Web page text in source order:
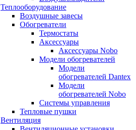
Теплооборудование
Воздушные завесы
Обогреватели
Термостаты
Аксессуары
Аксессуары Nobo
Модели обогревателей
Модели
обогревателей Dantex
Модели
обогревателей Nobo
Системы управления
Тепловые пушки
Вентиляция